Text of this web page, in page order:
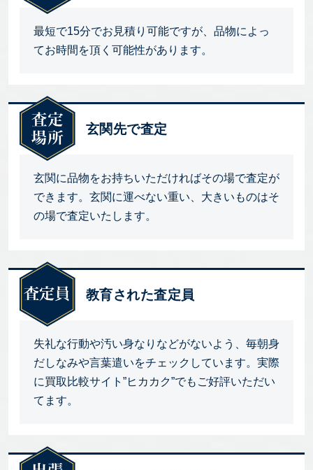
最短で15分でお見積り可能ですが、品物によっ
てお時間を頂く可能性があります。
玄関先で査定
玄関に品物をお持ちいただければその場で査定が
できます。玄関に運べない重い、大きいものはそ
の場で査定いたします。
教育された査定員
失礼な行動や汚い身なりなどがないよう、毎朝身
だしなみや言葉遣いをチェックしています。実際
に買取比較サイト”ヒカカク”でもご好評いただい
てます。